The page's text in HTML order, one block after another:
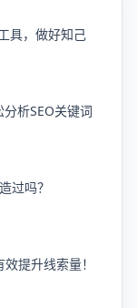
具，做好知己
析SEO关键词
过吗？
提升线索量！